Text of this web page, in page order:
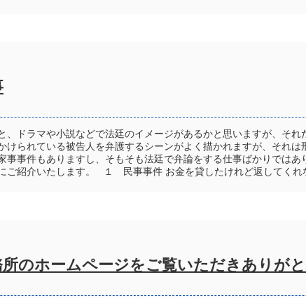
、ドラマや小説などで法廷のイメージがあるかと思いますが、それ
けられている被告人を弁護するシーンがよく描かれますが、それは
事事件もありますし、そもそも法廷で弁論をする仕事ばかりではあ
ご紹介いたします。 １ 民事事件 お金を貸したけれど返してくれ
のホームページをご覧いただきありがと